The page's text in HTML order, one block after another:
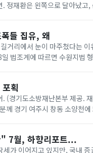
정재환은 왼쪽으로 달아났고
들 집유, 왜
거리에서 눈이 마주쳤다는
법조계에 따르면 수원지법
획
(경기도소방재난본부 제공.
경기 여주시 창동 소양천에
7월, 하향리포트...
가 이어지고 있지만, 국내